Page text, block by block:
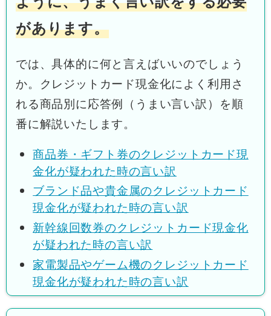
があります。
では、具体的に何と言えばいいのでしょう
か。クレジットカード現金化によく利用さ
れる商品別に応答例（うまい言い訳）を順
番に解説いたします。
商品券・ギフト券のクレジットカード現
金化が疑われた時の言い訳
ブランド品や貴金属のクレジットカード
現金化が疑われた時の言い訳
新幹線回数券のクレジットカード現金化
が疑われた時の言い訳
家電製品やゲーム機のクレジットカード
現金化が疑われた時の言い訳